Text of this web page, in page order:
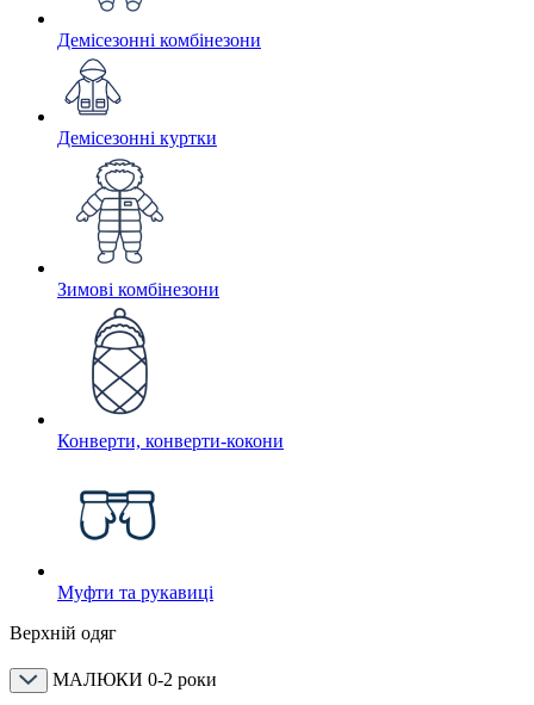
Демісезонні комбінезони
Демісезонні куртки
Зимові комбінезони
Конверти, конверти-кокони
Муфти та рукавиці
Верхній одяг
МАЛЮКИ 0-2 роки